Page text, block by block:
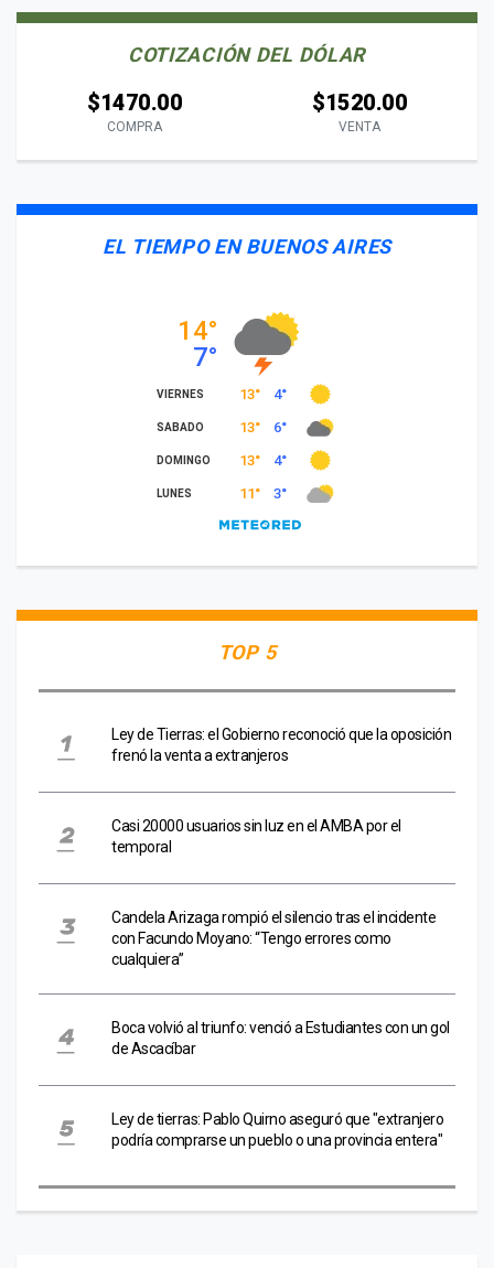
COTIZACIÓN DEL DÓLAR
$1470.00
COMPRA
$1520.00
VENTA
EL TIEMPO EN BUENOS AIRES
TOP 5
Ley de Tierras: el Gobierno reconoció que la oposición
frenó la venta a extranjeros
Casi 20000 usuarios sin luz en el AMBA por el
temporal
Candela Arizaga rompió el silencio tras el incidente
con Facundo Moyano: “Tengo errores como
cualquiera”
Boca volvió al triunfo: venció a Estudiantes con un gol
de Ascacíbar
Ley de tierras: Pablo Quirno aseguró que "extranjero
podría comprarse un pueblo o una provincia entera"